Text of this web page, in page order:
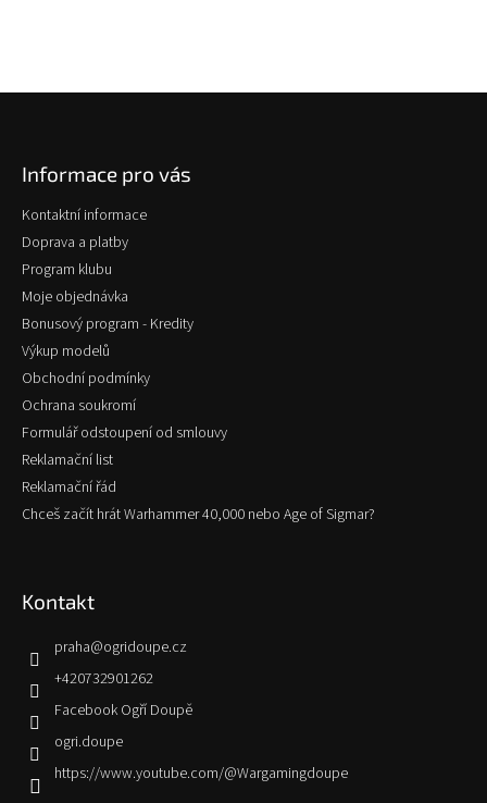
Informace pro vás
Kontaktní informace
Doprava a platby
Program klubu
Moje objednávka
Bonusový program - Kredity
Výkup modelů
Obchodní podmínky
Ochrana soukromí
Formulář odstoupení od smlouvy
Reklamační list
Reklamační řád
Chceš začít hrát Warhammer 40,000 nebo Age of Sigmar?
Kontakt
praha@ogridoupe.cz
+420732901262
Facebook Ogří Doupě
ogri.doupe
https://www.youtube.com/@Wargamingdoupe